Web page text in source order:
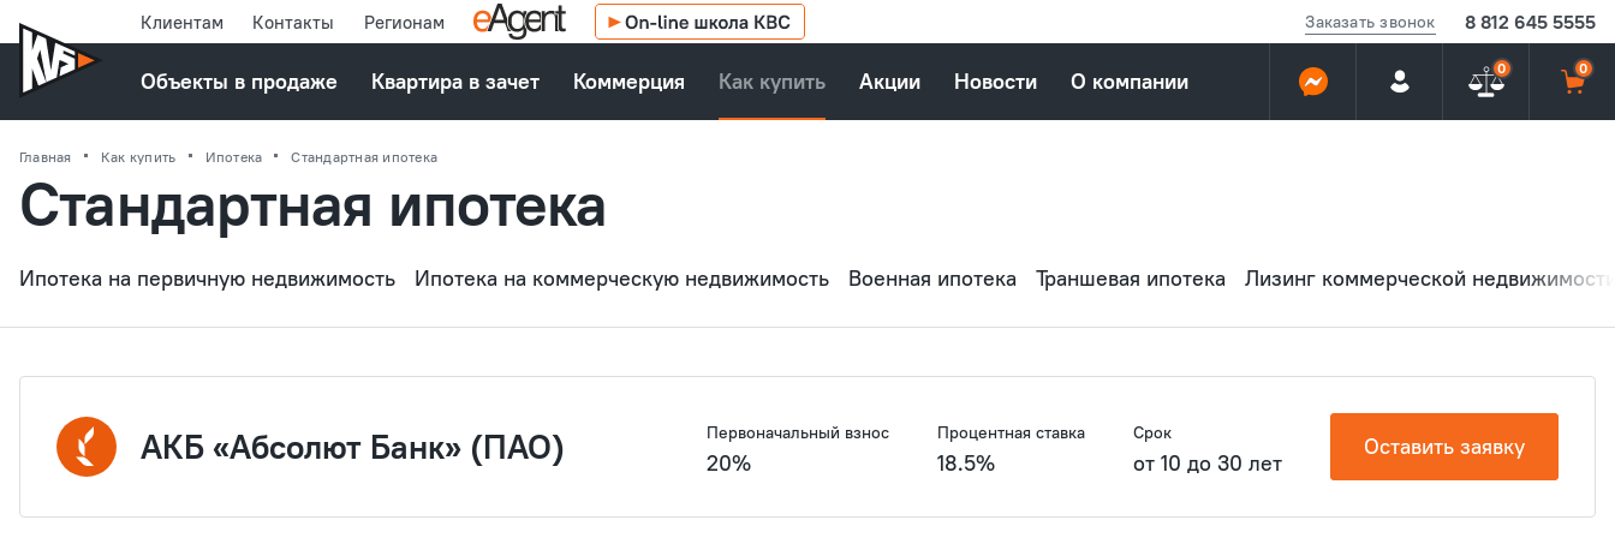
Клиентам Контакты Регионам Заказать звонок 8 812 645 5555
Объекты в продаже Квартира в зачет Коммерция Как купить Акции Новости О компании 0 0
Главная Как купить Ипотека Стандартная ипотека
Стандартная ипотека
Ипотека на первичную недвижимость Ипотека на коммерческую недвижимость Военная ипотека Траншевая ипотека Лизинг коммерческой
АКБ «Абсолют Банк» (ПАО) Первоначальный взнос
20%
Процентная ставка
18.5%
Срок
от 10 до 30 лет
Оставить заявку